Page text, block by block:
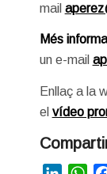
mail
Més
un e-mail
Enllaç a la
el vídeo